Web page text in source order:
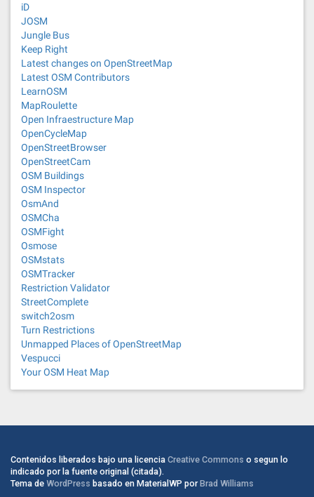
iD
JOSM
Jungle Bus
Keep Right
Latest changes on OpenStreetMap
Latest OSM Contributors
LearnOSM
MapRoulette
Open Infraestructure Map
OpenCycleMap
OpenStreetBrowser
OpenStreetCam
OSM Buildings
OSM Inspector
OsmAnd
OSMCha
OSMFight
Osmose
OSMstats
OSMTracker
Restriction Validator
StreetComplete
switch2osm
Turn Restrictions
Unmapped Places of OpenStreetMap
Vespucci
Your OSM Heat Map
Contenidos liberados bajo una licencia Creative Commons o segun lo
indicado por la fuente original (citada).
Tema de WordPress basado en MaterialWP porBrad Williams